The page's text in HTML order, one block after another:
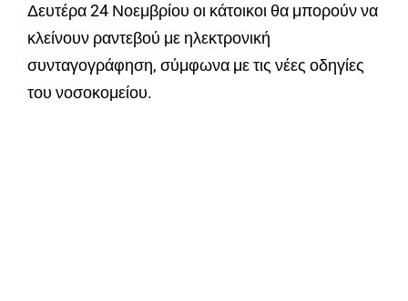
Δευτέρα 24 Νοεμβρίου οι κάτοικοι θα μπορούν να
κλείνουν ραντεβού με ηλεκτρονική
συνταγογράφηση, σύμφωνα με τις νέες οδηγίες
του νοσοκομείου.